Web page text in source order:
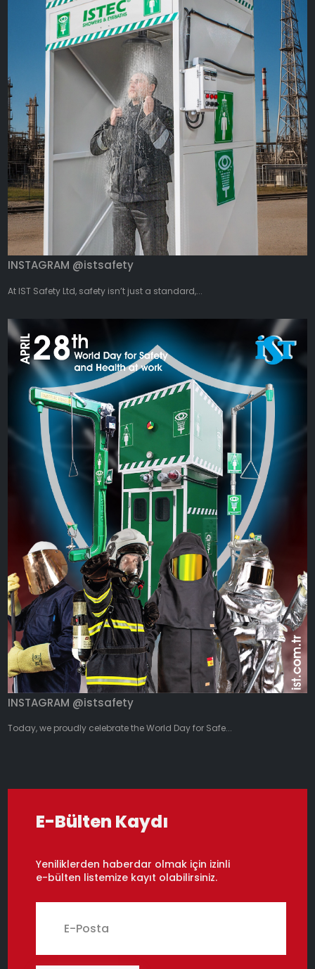
INSTAGRAM @istsafety
At IST Safety Ltd, safety isn’t just a standard,...
INSTAGRAM @istsafety
Today, we proudly celebrate the World Day for Safe...
E-Bülten Kaydı
Yeniliklerden haberdar olmak için izinli
e-bülten listemize kayıt olabilirsiniz.